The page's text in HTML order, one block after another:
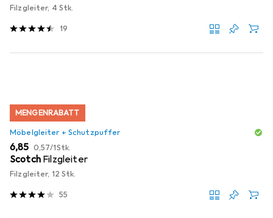
Filzgleiter, 4 Stk.
19
MENGENRABATT
Möbelgleiter + Schutzpuffer
EUR
6,85 EUR
0,57/1Stk.
Scotch Filzgleiter
Filzgleiter, 12 Stk.
55